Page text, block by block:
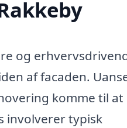
og
af facaden.
komme til at
involverer typisk